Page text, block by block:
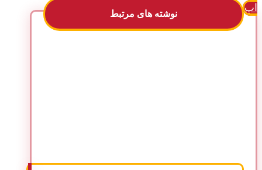
اپ
نوشته های مرتبط